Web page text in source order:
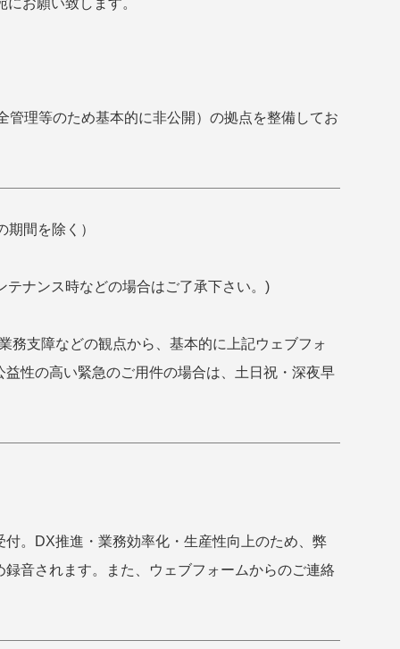
お願い致します。
理等のため基本的に非公開）の拠点を整備してお
間を除く）
ナンス時などの場合はご了承下さい。)
支障などの観点から、基本的に上記ウェブフォ
性の高い緊急のご用件の場合は、土日祝・深夜早
。DX推進・業務効率化・生産性向上のため、弊
音されます。また、ウェブフォームからのご連絡